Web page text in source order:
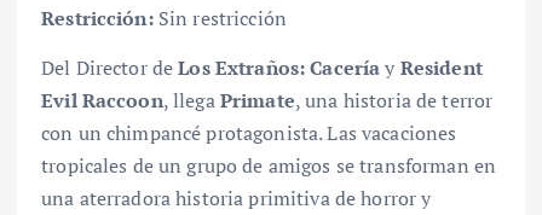
Restricción:Sin restricción
Del Director deLos Extraños: Caceríay Resident
Evil Raccoon, llegaPrimate, una historia de terror
con un chimpancé protagonista. Las vacaciones
tropicales de un grupo de amigos se transforman en
una aterradora historia primitiva de horror y